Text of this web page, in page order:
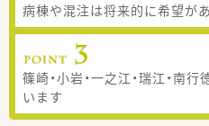
病棟や混注は将来的に希望が
篠崎・小岩・一之江・瑞江・南
います